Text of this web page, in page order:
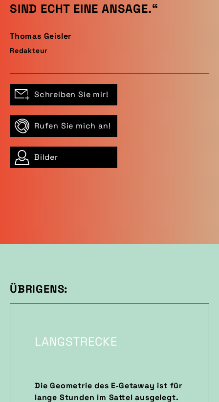
SIND ECHT EINE ANSAGE.“
Thomas Geisler
Redakteur
Schreiben Sie mir!
Rufen Sie mich an!
Bilder
ÜBRIGENS:
LANGSTRECKE
Die Geometrie des E‑Getaway ist für
lange Stunden im Sattel ausgelegt.